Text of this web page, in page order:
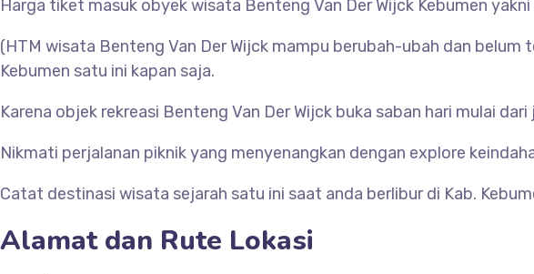
Harga tiket masuk obyek wisata Benteng Van Der Wijck Kebumen
(HTM wisata Benteng Van Der Wijck mampu berubah-ubah dan
Kebumen satu ini kapan saja.
Karena objek rekreasi Benteng Van Der Wijck buka saban hari mulai
Nikmati perjalanan piknik yang menyenangkan dengan explore
Catat destinasi wisata sejarah satu ini saat anda berlibur di Kab.
Alamat dan Rute Lokasi